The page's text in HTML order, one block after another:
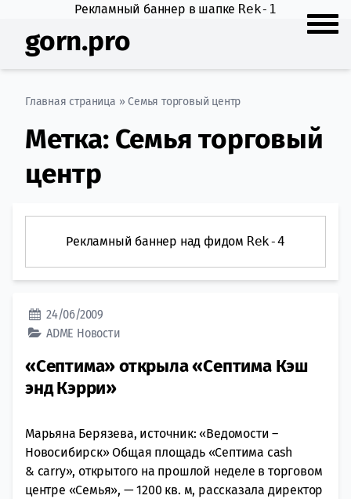
Рекламный баннер в шапке Rek-1
gorn.pro
Главная страница »Семья торговый центр
Метка: Семья торговый
центр
Рекламный баннер над фидом Rek-4
24/06/2009
ADME Новости
«Септима» открыла «Септима Кэш
энд Кэрри»
Марьяна Берязева, источник: «Ведомости –
Новосибирск» Общая площадь «Септима cash
& carry», открытого на прошлой неделе в торговом
центре «Семья», — 1200 кв. м, рассказала директор